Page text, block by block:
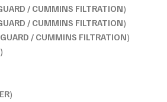
/ CUMMINS FILTRATION)
/ CUMMINS FILTRATION)
/ CUMMINS FILTRATION)
)
)